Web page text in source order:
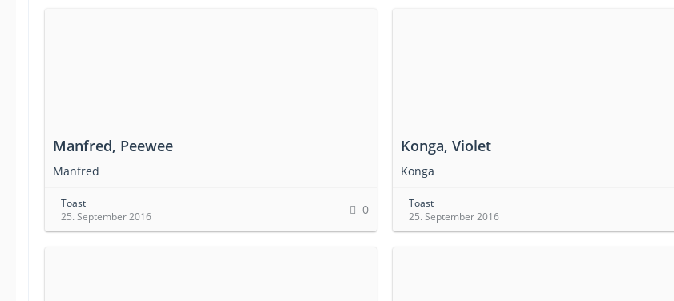
Manfred, Peewee
Manfred
Toast
25. September 2016
0
Konga, Violet
Konga
Toast
25. September 2016